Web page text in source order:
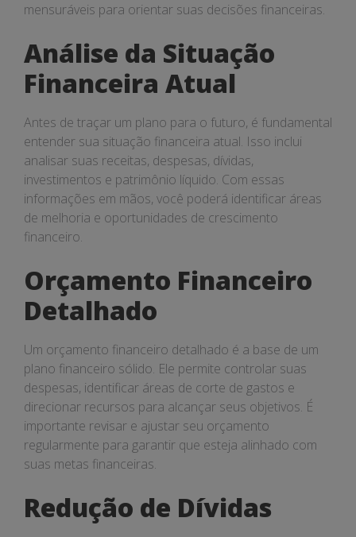
mensuráveis para orientar suas decisões financeiras.
Análise da Situação
Financeira Atual
Antes de traçar um plano para o futuro, é fundamental
entender sua situação financeira atual. Isso inclui
analisar suas receitas, despesas, dívidas,
investimentos e patrimônio líquido. Com essas
informações em mãos, você poderá identificar áreas
de melhoria e oportunidades de crescimento
financeiro.
Orçamento Financeiro
Detalhado
Um orçamento financeiro detalhado é a base de um
plano financeiro sólido. Ele permite controlar suas
despesas, identificar áreas de corte de gastos e
direcionar recursos para alcançar seus objetivos. É
importante revisar e ajustar seu orçamento
regularmente para garantir que esteja alinhado com
suas metas financeiras.
Redução de Dívidas